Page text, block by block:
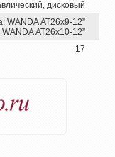
дисковый
WANDA АТ26х9-12”
АТ26х10-12”
17